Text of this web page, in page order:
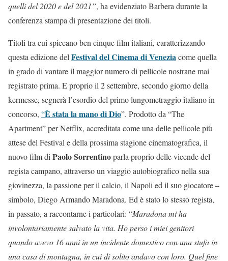
quelli del 2020 e del 2021”, ha evidenziato Barbera durante la
conferenza stampa di presentazione dei titoli.
Titoli tra cui spiccano ben cinque film italiani, caratterizzando
questa edizione del Festival del Cinema di Veneziacome quella
in grado di vantare il maggior numero di pellicole nostrane mai
registrato prima. E proprio il 2 settembre, secondo giorno della
kermesse, segnerà l’esordio del primo lungometraggio italiano in
concorso, “È stata la mano di Dio”. Prodotto da “The
Apartment” per Netflix, accreditata come una delle pellicole più
attese del Festival e della prossima stagione cinematografica, il
nuovo film di Paolo Sorrentinoparla proprio delle vicende del
regista campano, attraverso un viaggio autobiografico nella sua
giovinezza, la passione per il calcio, il Napoli ed il suo giocatore –
simbolo, Diego Armando Maradona. Ed è stato lo stesso regista,
in passato, a raccontarne i particolari: “Maradona mi ha
involontariamente salvato la vita. Ho perso i miei genitori
quando avevo 16 anni in un incidente domestico con una stufa in
una casa di montagna, in cui di solito andavo con loro. Quel fine